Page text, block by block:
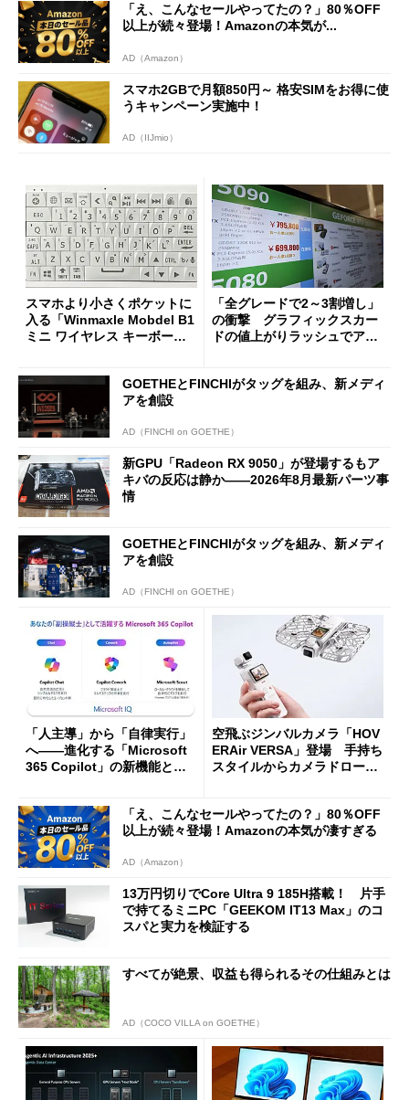
「え、こんなセールやってたの？」80％OFF
以上が続々登場！Amazonの本気が...
AD（Amazon）
スマホ2GBで月額850円～ 格安SIMをお得に使
うキャンペーン実施中！
AD（IIJmio）
スマホより小さくポケットに
入る「Winmaxle Mobdel B1
ミニ ワイヤレス キーボー
「全グレードで2～3割増し」
の衝撃 グラフィックスカー
ドの値上がりラッシュでアキ
GOETHEとFINCHIがタッグを組み、新メディ
アを創設
AD（FINCHI on GOETHE）
新GPU「Radeon RX 9050」が登場するもア
キバの反応は静か――2026年8月最新パーツ事
情
GOETHEとFINCHIがタッグを組み、新メディ
アを創設
AD（FINCHI on GOETHE）
「人主導」から「自律実行」
へ――進化する「Microsoft
365 Copilot」の新機能とエ
空飛ぶジンバルカメラ「HOV
ERAir VERSA」登場 手持ち
スタイルからカメラドローン
「え、こんなセールやってたの？」80％OFF
以上が続々登場！Amazonの本気が凄すぎる
AD（Amazon）
13万円切りでCore Ultra 9 185H搭載！ 片手
で持てるミニPC「GEEKOM IT13 Max」のコ
スパと実力を検証する
すべてが絶景、収益も得られるその仕組みとは
AD（COCO VILLA on GOETHE）